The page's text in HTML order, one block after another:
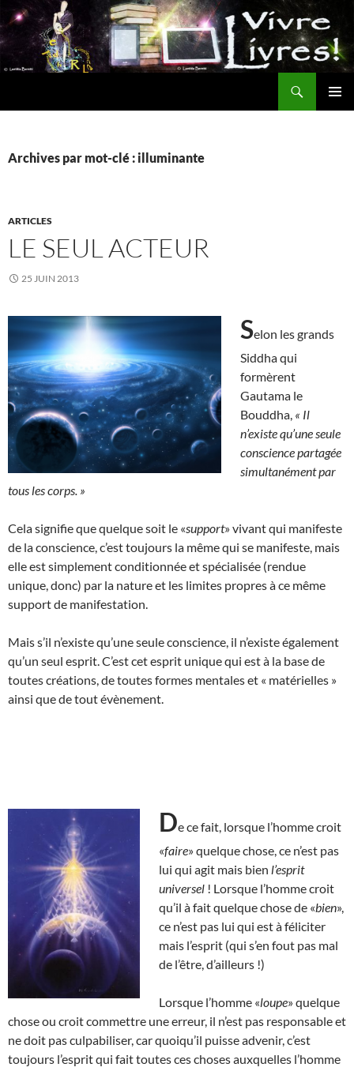
Aller
au
contenu
Archives par mot-clé : illuminante
ARTICLES
LE SEUL ACTEUR
25 JUIN 2013
Selon les grands
Siddha qui
formèrent
Gautama le
Bouddha, « Il
n’existe qu’une seule
conscience partagée
simultanément par
tous les corps. »
Cela signifie que quelque soit le «support» vivant qui manifeste
de la conscience, c’est toujours la même qui se manifeste, mais
elle est simplement conditionnée et spécialisée (rendue
unique, donc) par la nature et les limites propres à ce même
support de manifestation.
Mais s’il n’existe qu’une seule conscience, il n’existe également
qu’un seul esprit. C’est cet esprit unique qui est à la base de
toutes créations, de toutes formes mentales et « matérielles »
ainsi que de tout évènement.
De ce fait, lorsque l’homme croit
«faire» quelque chose, ce n’est pas
lui qui agit mais bien l’esprit
universel ! Lorsque l’homme croit
qu’il à fait quelque chose de «bien»,
ce n’est pas lui qui est à féliciter
mais l’esprit (qui s’en fout pas mal
de l’être, d’ailleurs !)
Lorsque l’homme «loupe» quelque
chose ou croit commettre une erreur, il n’est pas responsable et
ne doit pas culpabiliser, car quoiqu’il puisse advenir, c’est
toujours l’esprit qui fait toutes ces choses auxquelles l’homme